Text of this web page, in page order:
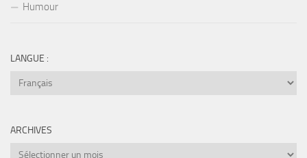
Humour
LANGUE :
ARCHIVES
Archives